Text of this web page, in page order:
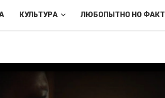
КУЛЬТУРА ЛЮБОПЫТНО НО ФАКТ